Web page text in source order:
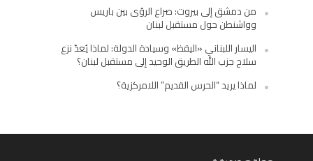
من دمشق إلى بيروت: صراع الرؤى بين باريس
وواشنطن حول مستقبل لبنان
اليسار اللبناني «اليقظ» وسيادة الدولة: لماذا يُعدّ نزع
سلاح حزب الله الطريق الوحيد إلى مستقبل لبنان؟
لماذا يريد “الحرس القديم” اللامركزية؟